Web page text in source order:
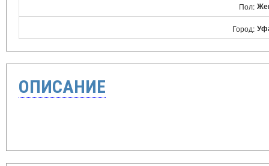
Пол:
Город:
ОПИСАНИЕ